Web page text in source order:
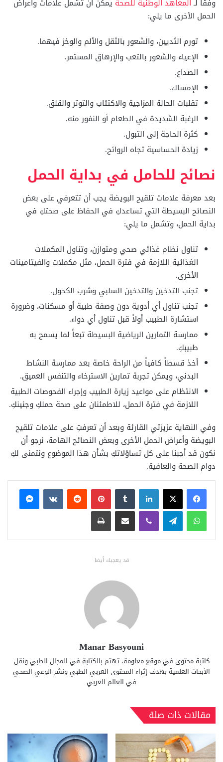
وفقاً لـالمعاهد الوطنية للصحة يمكن أن تشمل علامات وأعراض
الحمل الأخرى ما يلي:
تورم الثديين، والشعور بالثقل والألم والوخز فيهما.
الإعياء والشعور بالتعب والإرهاق المستمر.
الصداع.
الإمساك.
تقلبات الحالة المزاجية والاكتئاب والتوتر والقلق.
الرغبة الشديدة في الطعام أو النفور منه.
كثرة الحاجة إلى التبول.
زيادة الحساسية تجاه الروائح.
نصائح للحامل في بداية الحمل
بعد معرفة علامات تلقيح البويضة يجب أن تتعرفي على بعض
النصائح البسيطة التي تساعدكِ في الحفاظ على صحتكِ في
بداية الحمل، وتشمل ما يلي:
تناول نظام غذائي صحي ومتوازن، وتناول المكملات
الغذائية اللازمة في فترة الحمل، مثل مكملات والفيتامينات
الأخرى.
تجنب التدخين والتدخين السلبي وشرب الكحول.
تجنب تناول أي أدوية دون وصفة طبية أو مسكنات، وضرورة
استشارة الطبيب أولاً قبل تناول أي دواء.
ممارسة التمارين الرياضية البسيطة تبعاً لما يسمح به
طبيبكِ.
أخذ قسطاً كافياً من الراحة خاصة بعد ممارسة النشاط
البدني، ويمكن تجربة تمارين الاسترخاء والتنفس العميق.
الانتظام على مواعيد زيارة الطبيب وإجراء الفحوصات الطبية
اللازمة في فترة الحمل، للاطمئنان على صحة حملكِ وجنينكِ.
وفي النهاية عزيزتي القارئة وبعد أن تعرفتِ على علامات تلقيح
البويضة وأعراض الحمل الأخرى وبعض النصائح الهامة، نرجو أن
نكون قد أجبنا على كل تساؤلاتكِ بشأن هذا الموضوع ونتمنى لكِ
دوام الصحة والعافية.
فيسبوكX لينكدإن بينتيريست
ماسنجر
واتساب تيلقرام ڤايبر مشاركة عبر البريد طباعة
قد يعجبك أيضا
Manar Basyouni
كاتبة محتوى في موقع معلومة، تهتم بالكتابة في المجال الطبي ونقل
الأبحاث العلمية بهدف إثراء المحتوى العربي الطبي ونشر الوعي الصحي
في العالم العربي
مقالات ذات صلة